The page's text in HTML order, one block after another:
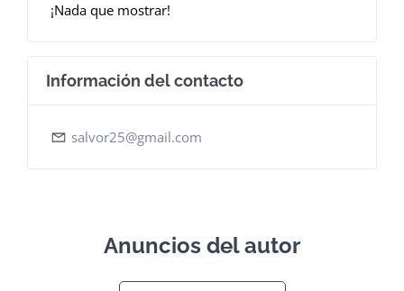
¡Nada que mostrar!
Información del contacto
salvor25@gmail.com
Anuncios del autor